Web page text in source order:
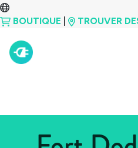
BOUTIQUE TROUVER